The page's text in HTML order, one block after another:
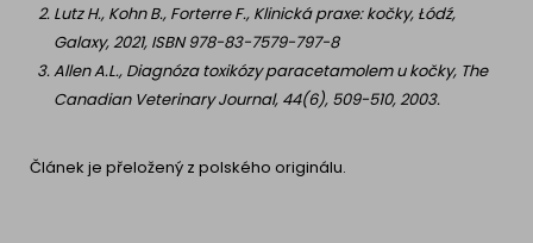
Lutz H., Kohn B., Forterre F., Klinická praxe: kočky, Łódź,
Galaxy, 2021, ISBN 978-83-7579-797-8
Allen A.L., Diagnóza toxikózy paracetamolem u kočky, The
Canadian Veterinary Journal, 44(6), 509-510, 2003.
Článek je přeložený z polského originálu.